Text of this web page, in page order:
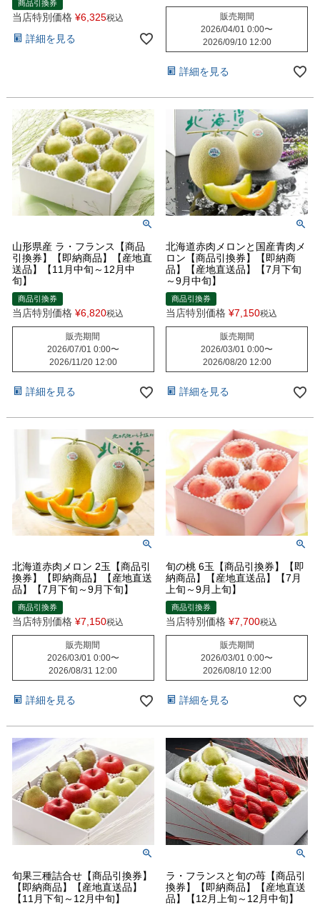
商品引換券
当店特別価格 ¥6,325税込
詳細を見る
販売期間
2026/04/01 0:00〜
2026/09/10 12:00
詳細を見る
山形県産 ラ・フランス【商品
引換券】【即納商品】【産地直
送品】【11月中旬～12月中
旬】
商品引換券
当店特別価格 ¥6,820税込
販売期間
2026/07/01 0:00〜
2026/11/20 12:00
詳細を見る
北海道赤肉メロンと国産青肉メ
ロン【商品引換券】【即納商
品】【産地直送品】【7月下旬
～9月中旬】
商品引換券
当店特別価格 ¥7,150税込
販売期間
2026/03/01 0:00〜
2026/08/20 12:00
詳細を見る
北海道赤肉メロン 2玉【商品引
換券】【即納商品】【産地直送
品】【7月下旬～9月下旬】
商品引換券
当店特別価格 ¥7,150税込
販売期間
2026/03/01 0:00〜
2026/08/31 12:00
詳細を見る
旬の桃 6玉【商品引換券】【即
納商品】【産地直送品】【7月
上旬～9月上旬】
商品引換券
当店特別価格 ¥7,700税込
販売期間
2026/03/01 0:00〜
2026/08/10 12:00
詳細を見る
旬果三種詰合せ【商品引換券】
【即納商品】【産地直送品】
【11月下旬～12月中旬】
ラ・フランスと旬の苺【商品引
換券】【即納商品】【産地直送
品】【12月上旬～12月中旬】